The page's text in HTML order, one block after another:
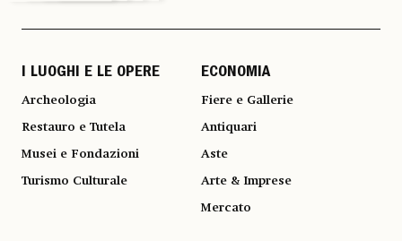
I LUOGHI E LE OPERE
Archeologia
Restauro e Tutela
Musei e Fondazioni
Turismo Culturale
ECONOMIA
Fiere e Gallerie
Antiquari
Aste
Arte & Imprese
Mercato